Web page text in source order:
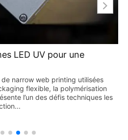
LED UV pour une
narrow web printing utilisées
flexible, la polymérisation
l’un des défis techniques les